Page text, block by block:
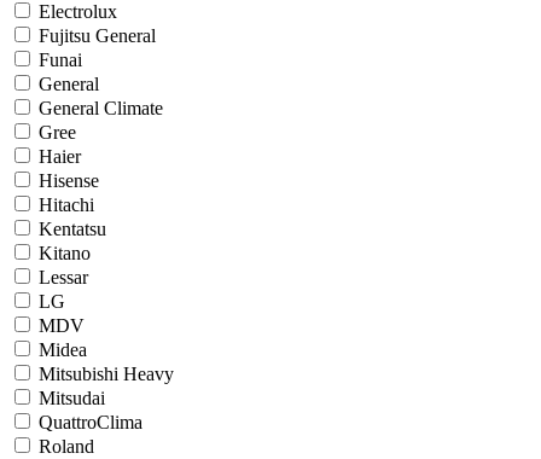
Electrolux
Fujitsu General
Funai
General
General Climate
Gree
Haier
Hisense
Hitachi
Kentatsu
Kitano
Lessar
LG
MDV
Midea
Mitsubishi Heavy
Mitsudai
QuattroClima
Roland